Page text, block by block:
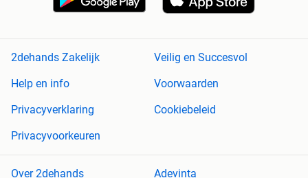
2dehands Zakelijk
Veilig en Succesvol
Help en info
Voorwaarden
Privacyverklaring
Cookiebeleid
Privacyvoorkeuren
Over 2dehands Adevinta